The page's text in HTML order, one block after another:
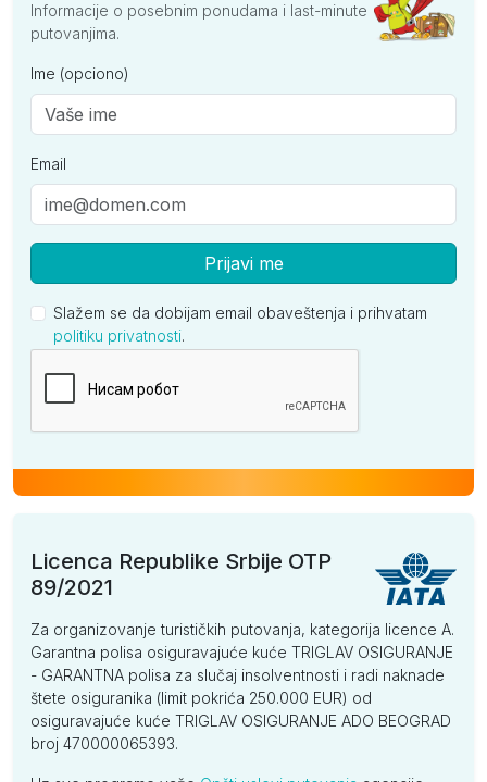
Informacije o posebnim ponudama i last-minute
putovanjima.
Ime (opciono)
Email
Prijavi me
Slažem se da dobijam email obaveštenja i prihvatam
politiku privatnosti.
Licenca Republike Srbije OTP
89/2021
Za organizovanje turističkih putovanja, kategorija licence A.
Garantna polisa osiguravajuće kuće TRIGLAV OSIGURANJE
- GARANTNA polisa za slučaj insolventnosti i radi naknade
štete osiguranika (limit pokrića 250.000 EUR) od
osiguravajuće kuće TRIGLAV OSIGURANJE ADO BEOGRAD
broj 470000065393.